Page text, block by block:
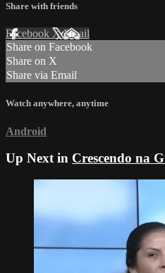
Share with friends
Facebook XEmail
Share on Facebook
Share on X
Share via Email
Watch anywhere, anytime
Android
Up Next in Crescendo na